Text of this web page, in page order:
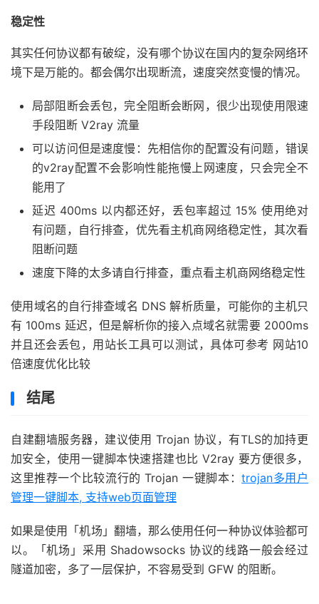
稳定性
其实任何协议都有破绽，没有哪个协议在国内的复杂网络环
境下是万能的。都会偶尔出现断流，速度突然变慢的情况。
局部阻断会丢包，完全阻断会断网，很少出现使用限速
手段阻断 V2ray 流量
可以访问但是速度慢：先相信你的配置没有问题，错误
的v2ray配置不会影响性能拖慢上网速度，只会完全不
能用了
延迟 400ms 以内都还好，丢包率超过 15% 使用绝对
有问题，自行排查，优先看主机商网络稳定性，其次看
阻断问题
速度下降的太多请自行排查，重点看主机商网络稳定性
使用域名的自行排查域名 DNS 解析质量，可能你的主机只
有 100ms 延迟，但是解析你的接入点域名就需要 2000ms
并且还会丢包，用站长工具可以测试，具体可参考 网站10
倍速度优化比较
结尾
自建翻墙服务器，建议使用 Trojan 协议，有TLS的加持更
加安全，使用一键脚本快速搭建也比 V2ray 要方便很多，
这里推荐一个比较流行的 Trojan 一键脚本：trojan多用户
管理一键脚本, 支持web页面管理
如果是使用「机场」翻墙，那么使用任何一种协议体验都可
以。「机场」采用 Shadowsocks 协议的线路一般会经过
隧道加密，多了一层保护，不容易受到 GFW 的阻断。